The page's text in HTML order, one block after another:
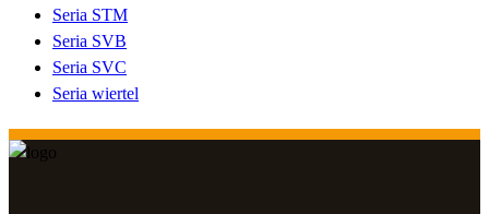
Seria STM
Seria SVB
Seria SVC
Seria wiertel